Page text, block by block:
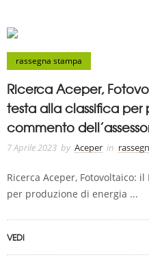
rassegna stampa
Ricerca Aceper,
testa alla classifica per
commento
7 Aprile 2023 by Aceper in
Ricerca Aceper, Fotovoltaico:
per produzione di energia ...
VEDI